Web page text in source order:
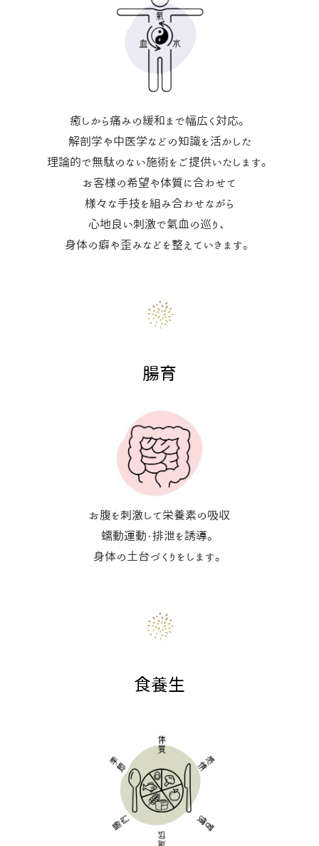
癒しから痛みの緩和まで幅広く対応。
解剖学や中医学などの知識を活かした
理論的で無駄のない施術をご提供いたします。
お客様の希望や体質に合わせて
様々な手技を組み合わせながら
心地良い刺激で氣血の巡り、
身体の癖や歪みなどを整えていきます。
腸育
お腹を刺激して栄養素の吸収
蠕動運動・排泄を誘導。
身体の土台づくりをします。
食養生